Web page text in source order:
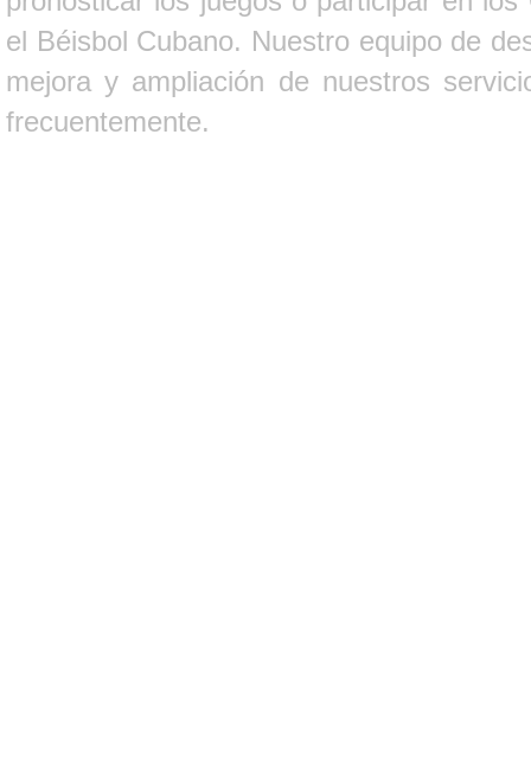
el Béisbol Cubano. Nuestro equipo de
mejora y ampliación de nuestros
frecuentemente.